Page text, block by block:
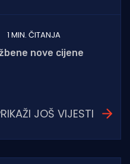
1 MIN. ČITANJA
nove cijene
JOŠ VIJESTI